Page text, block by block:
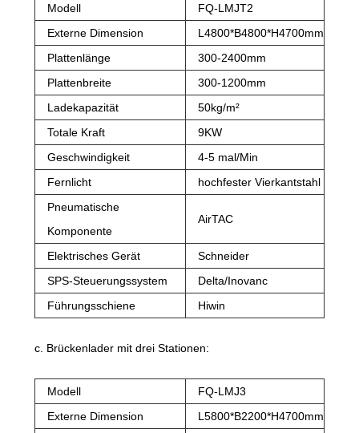
Modell
FQ-LMJT2
Externe Dimension
L4800*B4800*H4700mm
Plattenlänge
300-2400mm
Plattenbreite
300-1200mm
Ladekapazität
50kg/m²
Totale Kraft
9KW
Geschwindigkeit
4-5 mal/Min
Fernlicht
hochfester Vierkantstahl
Pneumatische
Komponente
AirTAC
Elektrisches Gerät
Schneider
SPS-Steuerungssystem
Delta/Inovanc
Führungsschiene
Hiwin
c. Brückenlader mit drei Stationen:
Modell
FQ-LMJ3
Externe Dimension
L5800*B2200*H4700mm